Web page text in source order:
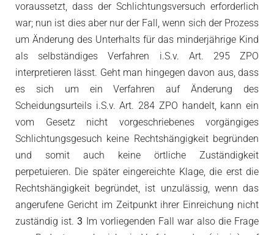
voraussetzt, dass der Schlichtungsversuch erforderlich
war; nun ist dies aber nur der Fall, wenn sich der Prozess
um Änderung des Unterhalts für das minderjährige Kind
als selbständiges Verfahren i.S.v. Art. 295 ZPO
interpretieren lässt. Geht man hingegen davon aus, dass
es sich um ein Verfahren auf Änderung des
Scheidungsurteils i.S.v. Art. 284 ZPO handelt, kann ein
vom Gesetz nicht vorgeschriebenes vorgängiges
Schlichtungsgesuch keine Rechtshängigkeit begründen
und somit auch keine örtliche Zuständigkeit
perpetuieren. Die später eingereichte Klage, die erst die
Rechtshängigkeit begründet, ist unzulässig, wenn das
angerufene Gericht im Zeitpunkt ihrer Einreichung nicht
zuständig ist.3 Im vorliegenden Fall war also die Frage